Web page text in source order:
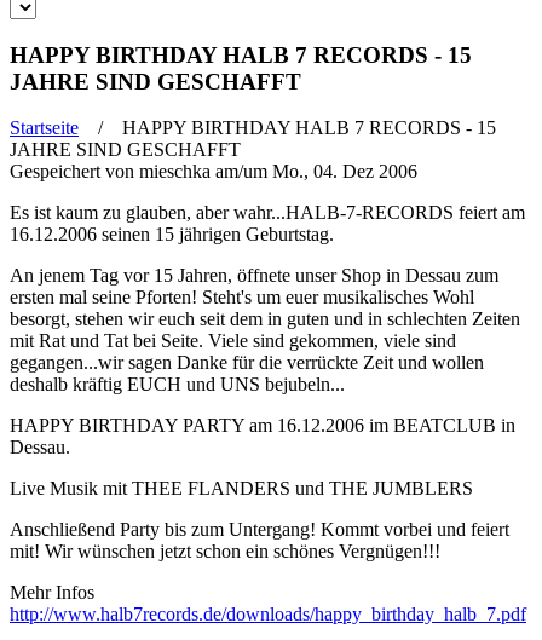
HAPPY BIRTHDAY HALB 7 RECORDS - 15
JAHRE SIND GESCHAFFT
Sie sind hier
Startseite / HAPPY BIRTHDAY HALB 7 RECORDS - 15
JAHRE SIND GESCHAFFT
Gespeichert von mieschka am/um Mo., 04. Dez 2006
Es ist kaum zu glauben, aber wahr...HALB-7-RECORDS feiert am
16.12.2006 seinen 15 jährigen Geburtstag.
An jenem Tag vor 15 Jahren, öffnete unser Shop in Dessau zum
ersten mal seine Pforten! Steht's um euer musikalisches Wohl
besorgt, stehen wir euch seit dem in guten und in schlechten Zeiten
mit Rat und Tat bei Seite. Viele sind gekommen, viele sind
gegangen...wir sagen Danke für die verrückte Zeit und wollen
deshalb kräftig EUCH und UNS bejubeln...
HAPPY BIRTHDAY PARTY am 16.12.2006 im BEATCLUB in
Dessau.
Live Musik mit THEE FLANDERS und THE JUMBLERS
Anschließend Party bis zum Untergang! Kommt vorbei und feiert
mit! Wir wünschen jetzt schon ein schönes Vergnügen!!!
Mehr Infos
http://www.halb7records.de/downloads/happy_birthday_halb_7.pdf